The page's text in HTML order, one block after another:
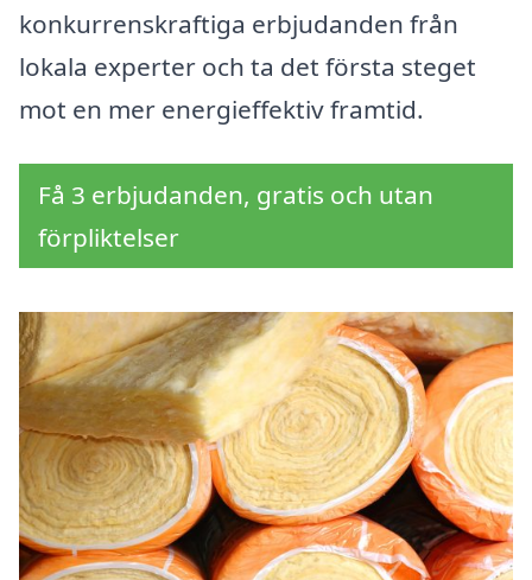
konkurrenskraftiga erbjudanden från
lokala experter och ta det första steget
mot en mer energieffektiv framtid.
Få 3 erbjudanden, gratis och utan
förpliktelser